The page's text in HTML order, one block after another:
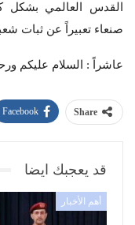
القدس العالمي
صنعاء تعبيراً عن ثبات
عاشراً : السلام عليكم
Share
Facebook
قد يعجبك ايضا
أهم الأخبار